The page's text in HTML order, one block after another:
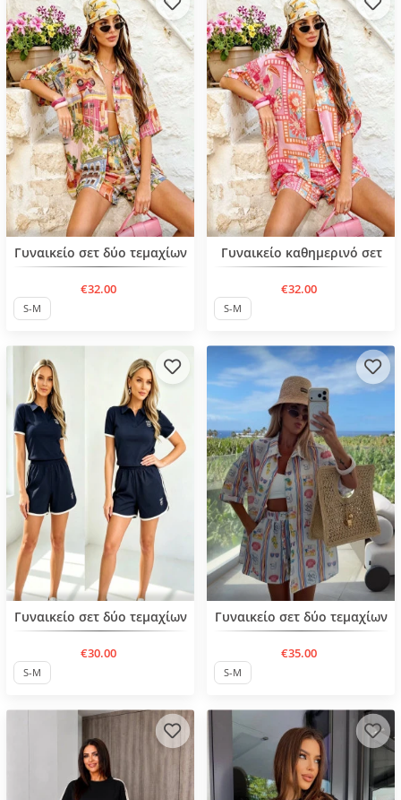
Нов продукт
Γυναικείο σετ δύο τεμαχίων
€32.00
S-M
Нов продукт
Γυναικείο καθημερινό σετ
€32.00
S-M
Нов продукт
Γυναικείο σετ δύο τεμαχίων
€30.00
S-M
Нов продукт
Γυναικείο σετ δύο τεμαχίων
€35.00
S-M